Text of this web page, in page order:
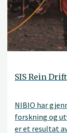
SIS Rein Drift
NIBIO har
forskning og
er et resultat